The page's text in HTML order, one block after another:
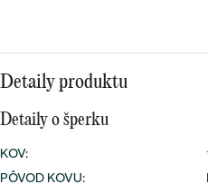
Wave
Detaily produktu
Detaily o šperku
KOV:
PÔVOD KOVU: